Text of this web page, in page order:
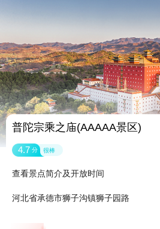
普陀宗乘之庙(AAAAA景区)
4.7 分 很棒
查看景点简介及开放时间
河北省承德市狮子沟镇狮子园路